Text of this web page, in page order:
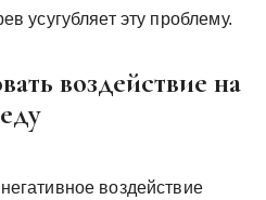
усугубляет эту проблему.
воздействие на
воздействие